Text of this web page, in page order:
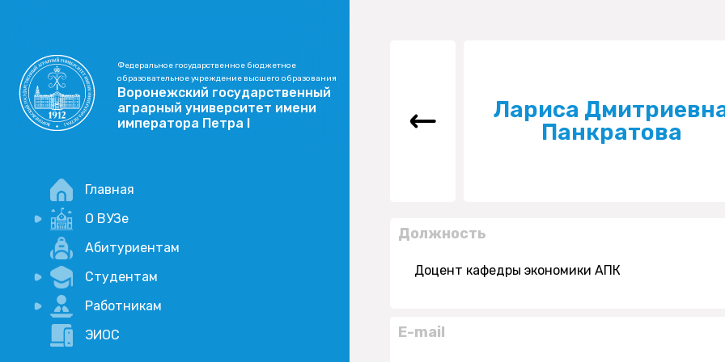
Федеральное государственное бюджетное
образовательное учреждение высшего образования
Воронежский государственный
аграрный университет имени
императора Петра I
Главная
О ВУЗе
Новости
Учебный процесс
Научная деятельность
Абитуриентам
Студентам
Портал дистанционого обучения
Академические отпуска
Работникам
Внимание, опрос!
ЭИОС
Лариса
Панкратова
Должность
Доцент кафедры экономики АПК
E-mail